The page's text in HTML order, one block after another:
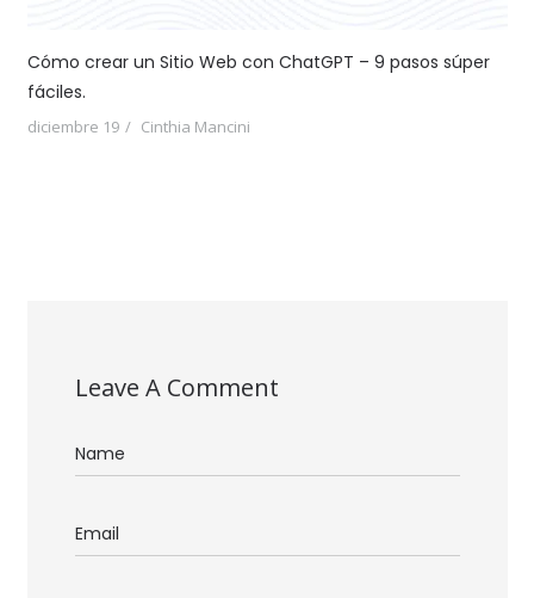
Cómo crear un Sitio Web con ChatGPT – 9 pasos súper
fáciles.
diciembre 19 Cinthia Mancini
Leave A Comment